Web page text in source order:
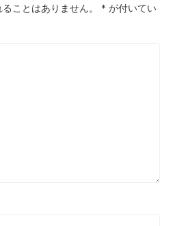
ことはありません。 * が付いてい